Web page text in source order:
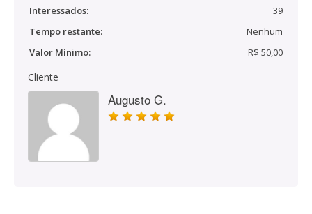
Interessados:
39
Tempo restante:
Nenhum
Valor Mínimo:
R$ 50,00
Cliente
Augusto G.